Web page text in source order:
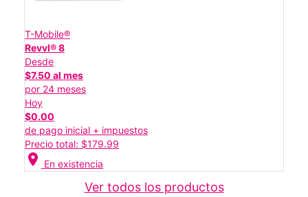
T-Mobile®
Revvl® 8
Desde
$7.50 al mes
por 24 meses
Hoy
$0.00
de pago inicial + impuestos
Precio total: $179.99
location_on En existencia
Ver todos los productos